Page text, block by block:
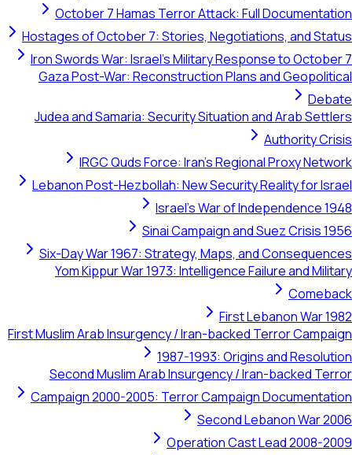
October 7 Hamas Terror
Hostages of October 7:
Iron Swords War: Israel's
Gaza Post-War:
Judea and Samaria:
IRGC Quds Force:
Lebanon Post-Hezbollah:
Israel's
Sinai
Six-Day War 1967:
Yom Kippur War 1973:
First Muslim Arab Insurgency /
1987-
Second Muslim Arab
Campaign 2000-2005: